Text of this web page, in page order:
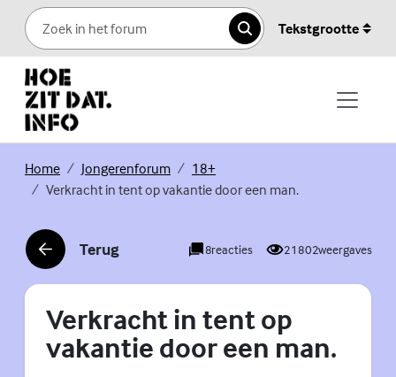
Skip to content
Zoeken
Tekstgrootte
Home(Externe link)
Jongerenforum(Externe link)
18+(Externe link)
Verkracht in tent op vakantie door een man.
Terug
(Externe link) 8reacties 21802weergaves
Verkracht in tent op
vakantie door een man.